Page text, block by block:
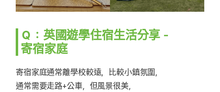
Ｑ：英國遊學住宿生活分享 -
寄宿家庭
寄宿家庭通常離學校較遠，比較小鎮氛圍，
通常需要走路+公車，但風景很美，